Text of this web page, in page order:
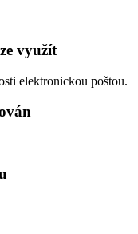
využít
elektronickou poštou.